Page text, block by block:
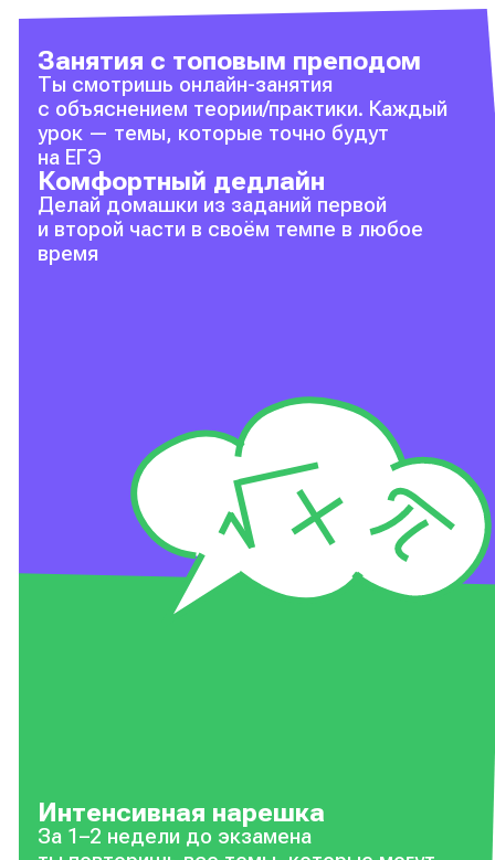
Занятия с топовым преподом
Ты смотришь онлайн-занятия
с объяснением теории/практики. Каждый
урок — темы, которые точно будут
на ЕГЭ
Комфортный дедлайн
Делай домашки из заданий первой
и второй части в своём темпе в любое
время
Интенсивная нарешка
За 1–2 недели до экзамена